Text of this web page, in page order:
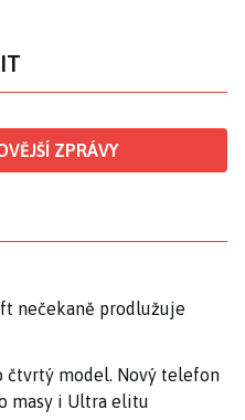
ZPRÁVY
nečekaně prodlužuje
čtvrtý model. Nový telefon
masy i Ultra elitu